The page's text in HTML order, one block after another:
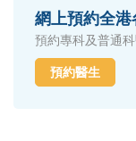
網上預約全港
預約專科及普通
預約醫生